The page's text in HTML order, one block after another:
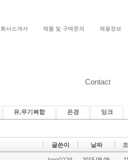
채용정보
제품 및 구매문의
회사소개서
Contact
유,무기복합 은경 잉크
글쓴이 날짜